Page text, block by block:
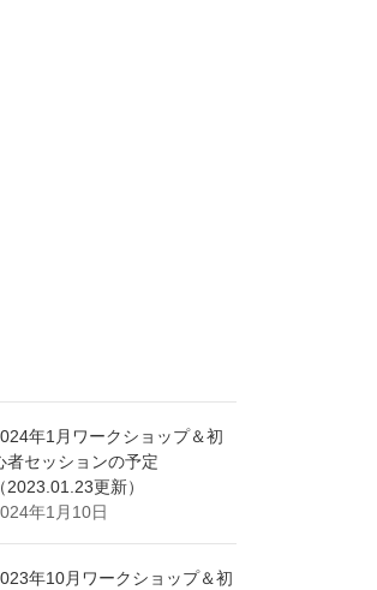
年1月ワークショップ＆初
者セッションの予定
（2023.01.23更新）
年1月10日
年10月ワークショップ＆初